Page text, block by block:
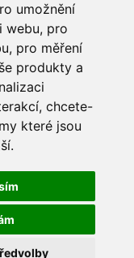
umožnění
webu, pro
, pro měření
produkty a
, chcete-
které jsou
.
>>